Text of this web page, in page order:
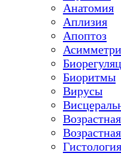
Анатомия
Аплизия
Апоптоз
Биоритмы
Вирусы
Гистология